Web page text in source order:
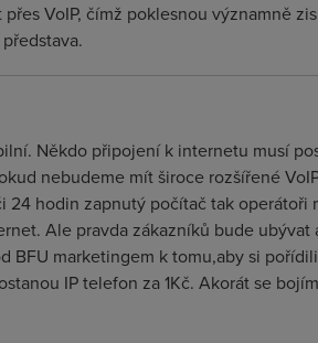
VoIP, čímž poklesnou významně
Někdo připojení k internetu musí
nebudeme mít široce rozšířené
24 hodin zapnutý počítač tak
Ale pravda zákazníků bude
BFU marketingem k tomu,aby si
IP telefon za 1Kč. Akorát se